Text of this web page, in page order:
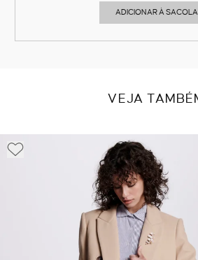
ADICIONAR À SACOLA
VEJA